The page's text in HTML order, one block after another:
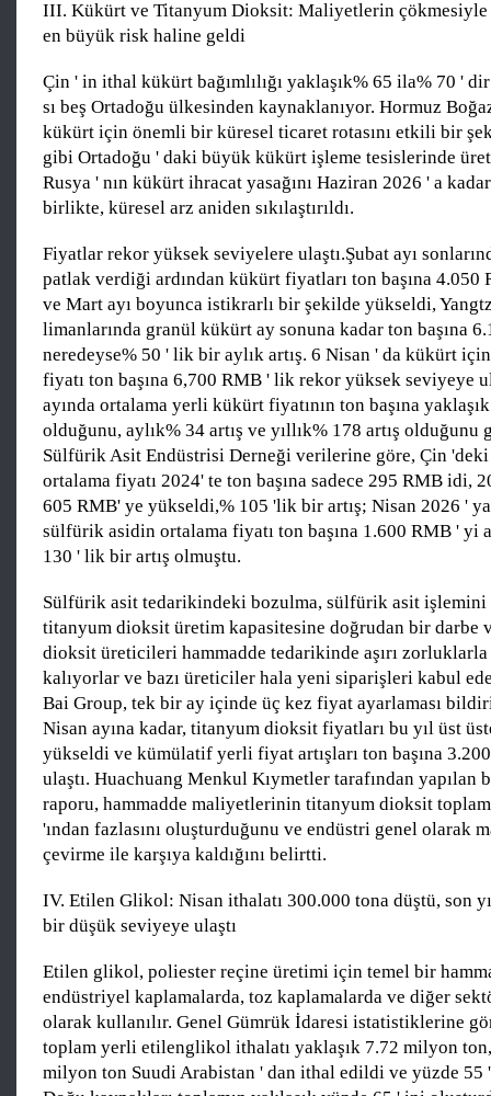
III. Kükürt ve Titanyum Dioksit: Maliyetlerin
en büyük risk haline geldi
Çin ' in ithal kükürt bağımlılığı yaklaşık% 65 ila% 70 '
sı beş Ortadoğu ülkesinden kaynaklanıyor. Hormuz
kükürt için önemli bir küresel ticaret rotasını etkili bir
gibi Ortadoğu ' daki büyük kükürt işleme tesislerinde
Rusya ' nın kükürt ihracat yasağını Haziran 2026 ' a
birlikte, küresel arz aniden sıkılaştırıldı.
Fiyatlar rekor yüksek seviyelere ulaştı.Şubat ayı
patlak verdiği ardından kükürt fiyatları ton başına 4.050
ve Mart ayı boyunca istikrarlı bir şekilde yükseldi,
limanlarında granül kükürt ay sonuna kadar ton başına
neredeyse% 50 ' lik bir aylık artış. 6 Nisan ' da kükürt
fiyatı ton başına 6,700 RMB ' lik rekor yüksek seviyeye
ayında ortalama yerli kükürt fiyatının ton başına
olduğunu, aylık% 34 artış ve yıllık% 178 artış olduğunu
Sülfürik Asit Endüstrisi Derneği verilerine göre, Çin
ortalama fiyatı 2024' te ton başına sadece 295 RMB idi,
605 RMB' ye yükseldi,% 105 'lik bir artış; Nisan 2026 '
sülfürik asidin ortalama fiyatı ton başına 1.600 RMB ' yi
130 ' lik bir artış olmuştu.
Sülfürik asit tedarikindeki bozulma, sülfürik asit
titanyum dioksit üretim kapasitesine doğrudan bir darbe
dioksit üreticileri hammadde tedarikinde aşırı zorluklarla
kalıyorlar ve bazı üreticiler hala yeni siparişleri kabul
Bai Group, tek bir ay içinde üç kez fiyat ayarlaması
Nisan ayına kadar, titanyum dioksit fiyatları bu yıl üst
yükseldi ve kümülatif yerli fiyat artışları ton başına
ulaştı. Huachuang Menkul Kıymetler tarafından yapılan
raporu, hammadde maliyetlerinin titanyum dioksit
'ından fazlasını oluşturduğunu ve endüstri genel olarak
çevirme ile karşıya kaldığını belirtti.
IV. Etilen Glikol: Nisan ithalatı 300.000 tona düştü, son
bir düşük seviyeye ulaştı
Etilen glikol, poliester reçine üretimi için temel bir
endüstriyel kaplamalarda, toz kaplamalarda ve diğer
olarak kullanılır. Genel Gümrük İdaresi istatistiklerine
toplam yerli etilenglikol ithalatı yaklaşık 7.72 milyon
milyon ton Suudi Arabistan ' dan ithal edildi ve yüzde 55